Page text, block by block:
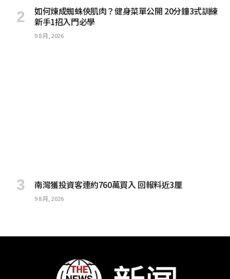
如何煉成蜘蛛俠肌肉？健身菜單公開 20分鐘3式訓練
新手1招入門必學
9 8 月, 2026
南灣獲投資客連約760萬買入 回報料近3厘
9 8 月, 2026